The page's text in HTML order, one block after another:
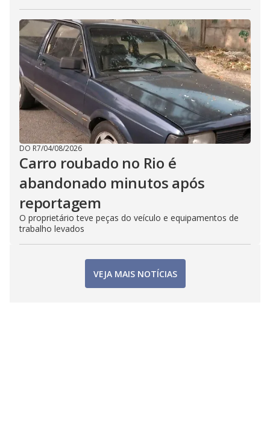
DO R7/04/08/2026
Carro roubado no Rio é
abandonado minutos após
reportagem
O proprietário teve peças do veículo e equipamentos de
trabalho levados
VEJA MAIS NOTÍCIAS